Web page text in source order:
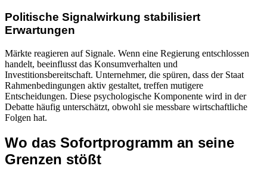
Politische Signalwirkung stabilisiert
Erwartungen
Märkte reagieren auf Signale. Wenn eine Regierung entschlossen
handelt, beeinflusst das Konsumverhalten und
Investitionsbereitschaft. Unternehmer, die spüren, dass der Staat
Rahmenbedingungen aktiv gestaltet, treffen mutigere
Entscheidungen. Diese psychologische Komponente wird in der
Debatte häufig unterschätzt, obwohl sie messbare wirtschaftliche
Folgen hat.
Wo das Sofortprogramm an seine
Grenzen stößt